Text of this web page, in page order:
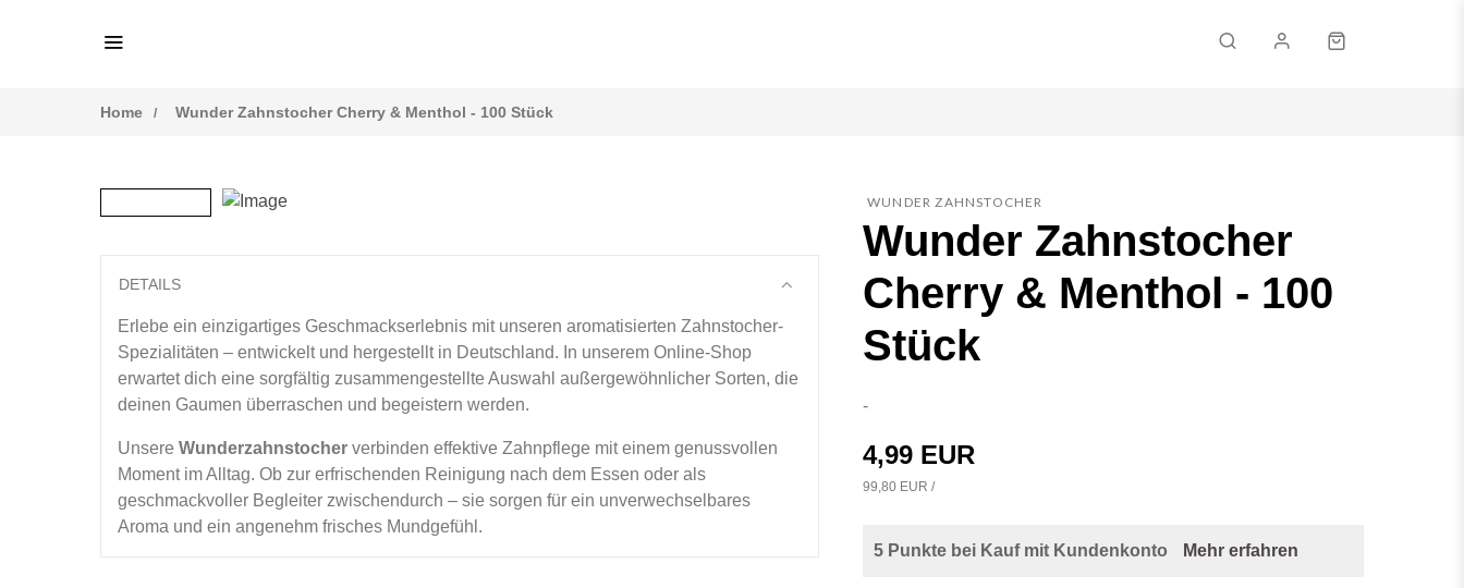
Passwort
Passwort vergessen?
Home Wunder Zahnstocher Cherry & Menthol - 100 Stück
DETAILS
Erlebe ein einzigartiges Geschmackserlebnis mit unseren aromatisierten Zahnstocher-
Spezialitäten – entwickelt und hergestellt in Deutschland. In unserem Online-Shop
erwartet dich eine sorgfältig zusammengestellte Auswahl außergewöhnlicher Sorten, die
deinen Gaumen überraschen und begeistern werden.
Unsere Wunderzahnstocher verbinden effektive Zahnpflege mit einem genussvollen
Moment im Alltag. Ob zur erfrischenden Reinigung nach dem Essen oder als
geschmackvoller Begleiter zwischendurch – sie sorgen für ein unverwechselbares
Aroma und ein angenehm frisches Mundgefühl.
WUNDER ZAHNSTOCHER
Wunder Zahnstocher
Cherry & Menthol - 100
Stück
-
4,99 EUR
99,80 EUR /
5 Punkte bei Kauf mit Kundenkonto Mehr erfahren